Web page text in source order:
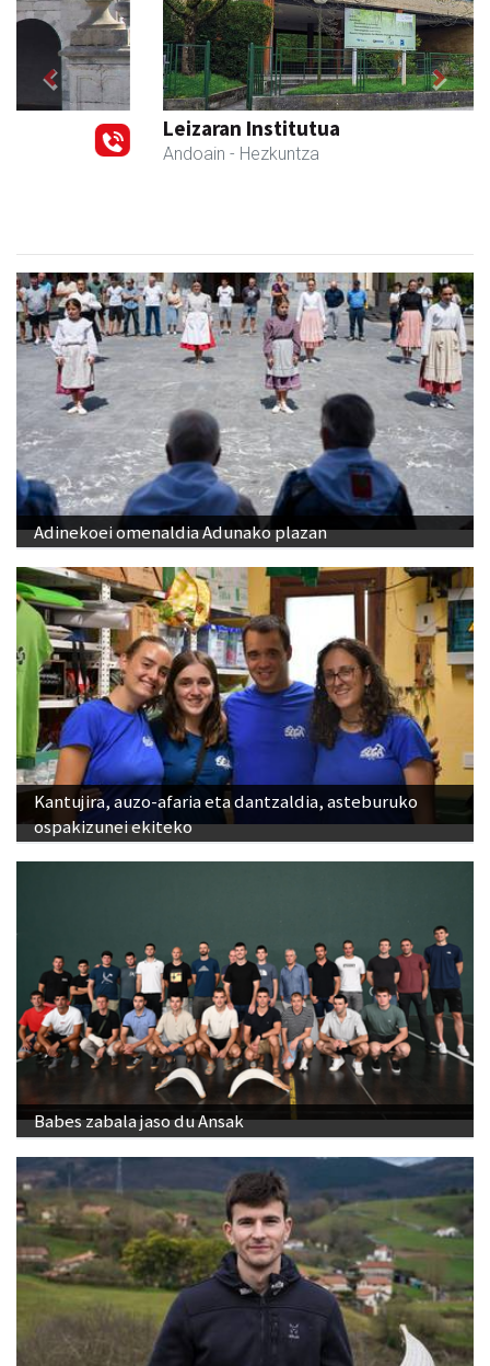
Leizaran Institutua
- Hezkuntza
Previous Next
Adinekoei omenaldia Adunako plazan
Kantujira, auzo-afaria eta dantzaldia, asteburuko
ospakizunei ekiteko
Babes zabala jaso du Ansak